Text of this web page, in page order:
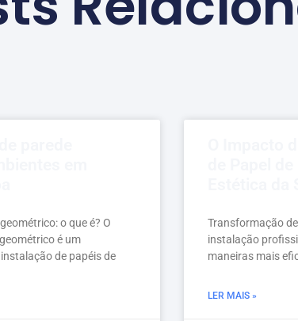
o que é? O
é um
de papéis de
Transformação
instalação
maneiras mais
LER MAIS »